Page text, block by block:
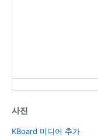
사진
KBoard 미디어 추가